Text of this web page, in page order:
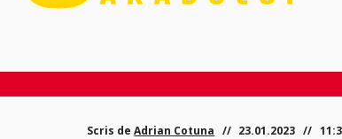
Scris deAdrian Cotuna 23.01.2023